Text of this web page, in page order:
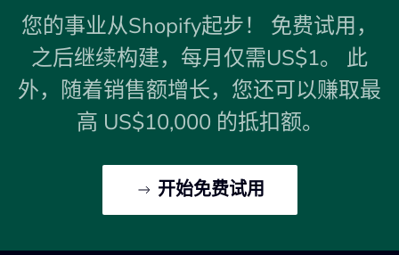
您的事业从Shopify起步！ 免费试用，
之后继续构建，每月仅需US$1。 此
外，随着销售额增长，您还可以赚取最
高 US$10,000 的抵扣额。
开始免费试用